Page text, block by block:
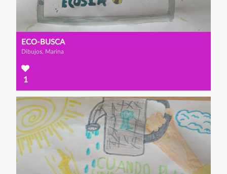
ECO-BUSCA
Dibujos, Marina
1